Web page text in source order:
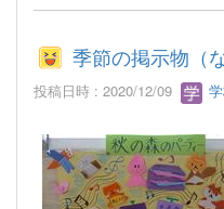
季節の掲示物（
投稿日時 : 2020/12/09